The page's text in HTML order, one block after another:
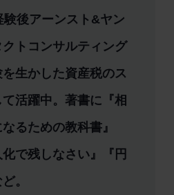
後アーンスト&ヤン
トコンサルティング
生かした資産税のス
活躍中。著書に『相
るための教科書』
化で残しなさい』『円
。